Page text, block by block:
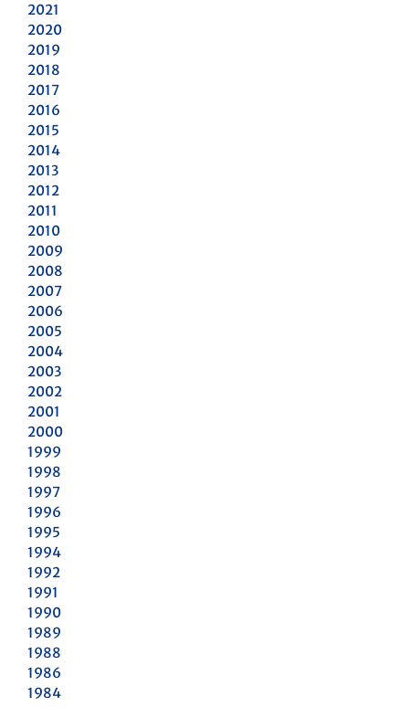
2021
2020
2019
2018
2017
2016
2015
2014
2013
2012
2011
2010
2009
2008
2007
2006
2005
2004
2003
2002
2001
2000
1999
1998
1997
1996
1995
1994
1992
1991
1990
1989
1988
1986
1984